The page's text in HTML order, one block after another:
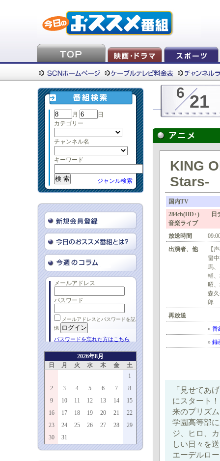
月
日
カテゴリー
チャンネル名
キーワード
ジャンル検索
メールアドレス
パスワード
メールアドレスとパスワードを記
憶
パスワードを忘れた方はこちら
2026年8月
日
月 火 水 木 金
土
1
2
3 4 5 6 7
8
9
10 11 12 13 14
15
16
17 18 19 20 21
22
23
24 25 26 27 28
29
30
31
6 21
KING
Stars-
国内TV
284ch(HD+) 日
音楽ライブ
放送時間
出演者、他
【
畠
馬
輔
昭
森
郎
再放送
» 番
» 録
「見せてあ
にスタート
来のプリズ
学園高等部
ジ、ヒロ、
しい日々を
エーデルロ